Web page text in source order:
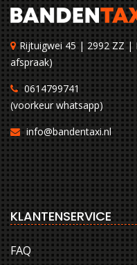
Rijtuigwei 45 | 2992 ZZ |
afspraak)
0614799741
(voorkeur whatsapp)
info@bandentaxi.nl
KLANTENSERVICE
FAQ